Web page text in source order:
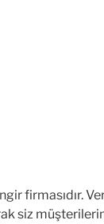
firmasıdır.
siz